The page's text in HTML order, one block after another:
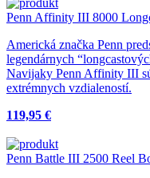
Penn Affinity III 8000
Americká značka Penn
legendárnych
Navijaky Penn Affinity III
extrémnych vzdialeností.
119,95 €
Penn Battle III 2500 Reel